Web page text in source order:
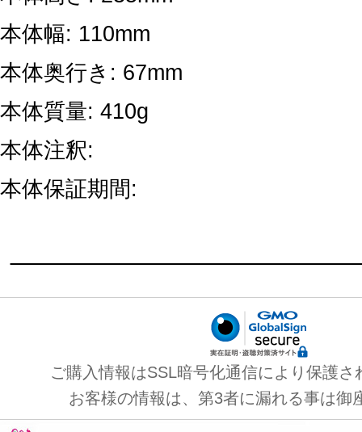
本体幅: 110mm
本体奥行き: 67mm
本体質量: 410g
本体注釈:
本体保証期間:
ご購入情報はSSL暗号化通信により保護さ
お客様の情報は、第3者に漏れる事は御